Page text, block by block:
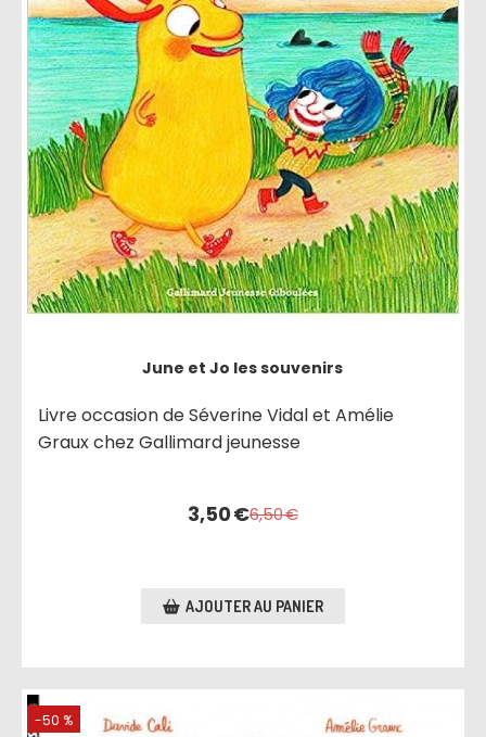
June et Jo les souvenirs
Livre occasion de Séverine Vidal et Amélie
Graux chez Gallimard jeunesse
3,50€6,50€
AJOUTER AU PANIER
-50 %